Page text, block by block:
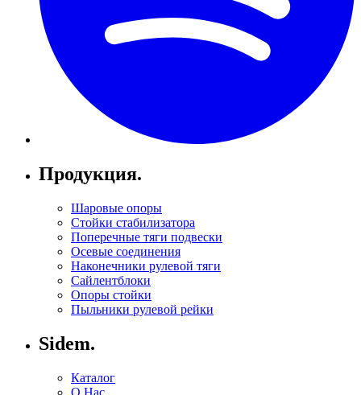
Продукция.
Шаровые опоры
Стойки стабилизатора
Поперечные тяги подвески
Осевые соединения
Наконечники рулевой тяги
Сайлентблоки
Опоры стойки
Пыльники рулевой рейки
Sidem.
Каталог
O Hac